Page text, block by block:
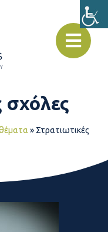
σχόλες
» Στρατιωτικές